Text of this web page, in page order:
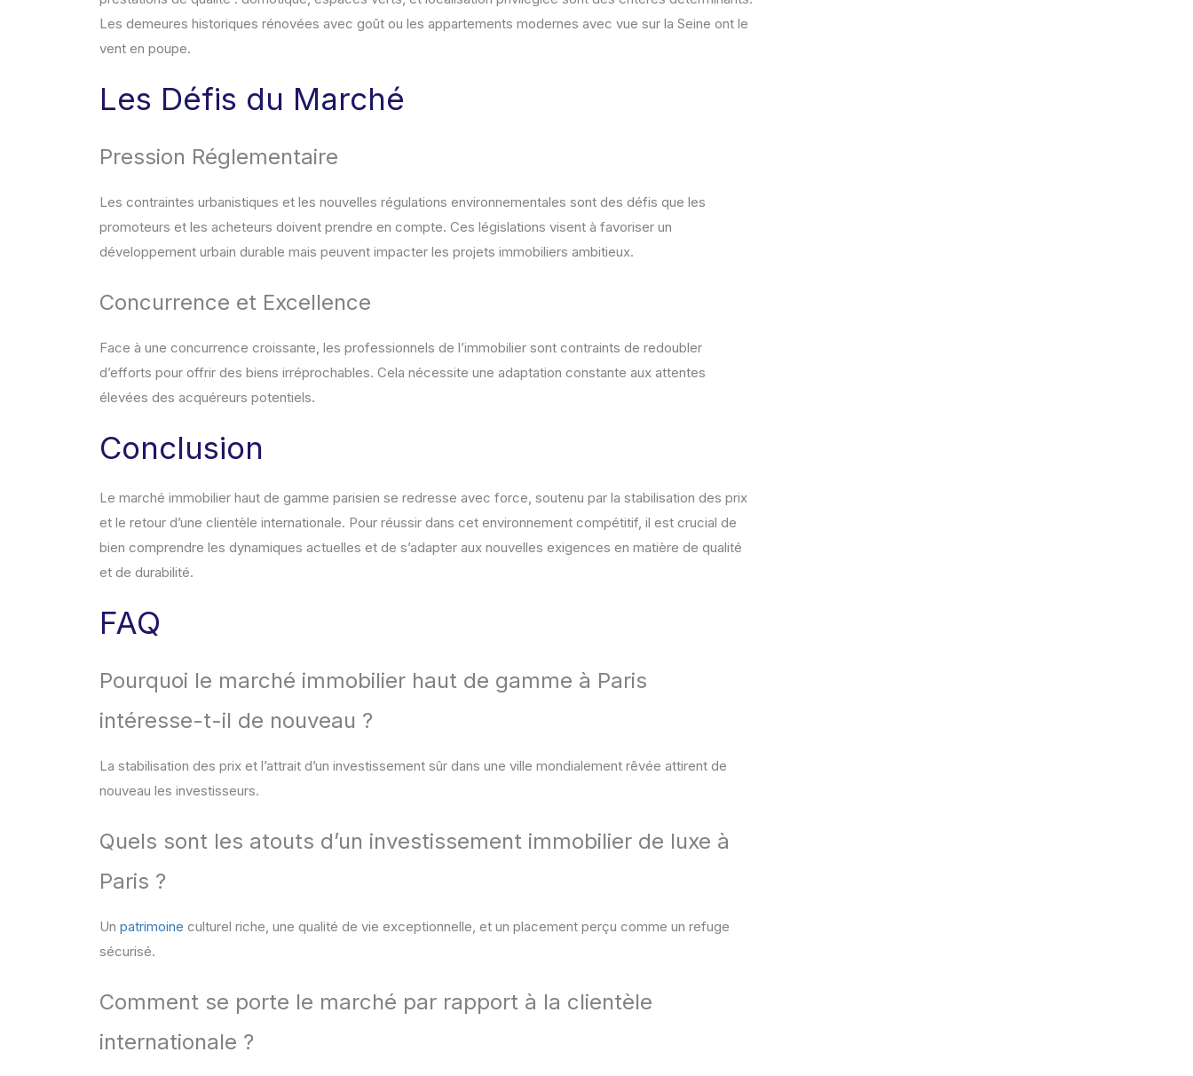
Les demeures historiques rénovées avec goût ou les appartements modernes avec vue sur la Seine ont le
vent en poupe.
Les Défis du Marché
Pression Réglementaire
Les contraintes urbanistiques et les nouvelles régulations environnementales sont des défis que les
promoteurs et les acheteurs doivent prendre en compte. Ces législations visent à favoriser un
développement urbain durable mais peuvent impacter les projets immobiliers ambitieux.
Concurrence et Excellence
Face à une concurrence croissante, les professionnels de l’immobilier sont contraints de redoubler
d’efforts pour offrir des biens irréprochables. Cela nécessite une adaptation constante aux attentes
élevées des acquéreurs potentiels.
Conclusion
Le marché immobilier haut de gamme parisien se redresse avec force, soutenu par la stabilisation des prix
et le retour d’une clientèle internationale. Pour réussir dans cet environnement compétitif, il est crucial de
bien comprendre les dynamiques actuelles et de s’adapter aux nouvelles exigences en matière de qualité
et de durabilité.
FAQ
Pourquoi le marché immobilier haut de gamme à Paris
intéresse-t-il de nouveau ?
La stabilisation des prix et l’attrait d’un investissement sûr dans une ville mondialement rêvée attirent de
nouveau les investisseurs.
Quels sont les atouts d’un investissement immobilier de luxe à
Paris ?
Un patrimoine culturel riche, une qualité de vie exceptionnelle, et un placement perçu comme un refuge
sécurisé.
Comment se porte le marché par rapport à la clientèle
internationale ?